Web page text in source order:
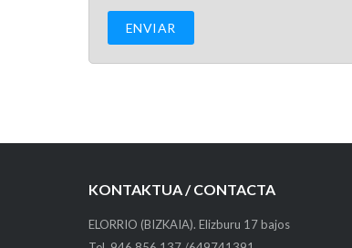
KONTAKTUA / CONTACTA
ELORRIO (BIZKAIA). Elizburu 17 bajos